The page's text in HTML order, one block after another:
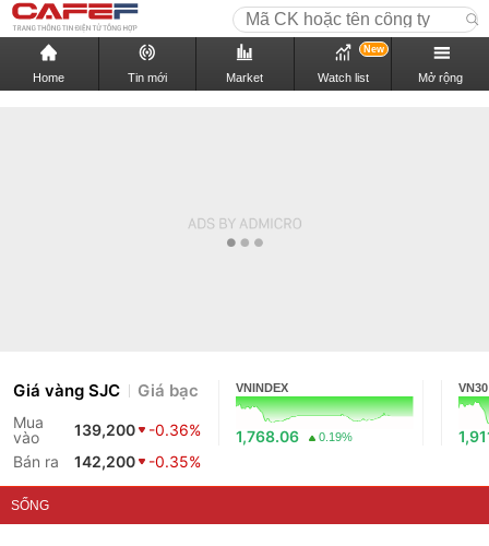
Home Tin mới Market Watch list
New
Mở rộng
Giá vàng SJC Giá bạc
Mua
vào
139,200
-0.36%
Bán ra
142,200 -0.35%
VNINDEX
1,768.06 0.19%
VN30
SỐNG